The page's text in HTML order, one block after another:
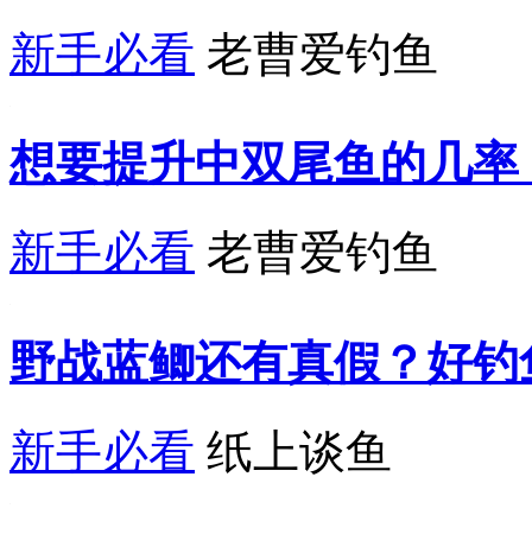
新手必看 老曹爱钓鱼
想要提升中双尾鱼的几
新手必看 老曹爱钓鱼
野战蓝鲫还有真假？好
新手必看 纸上谈鱼